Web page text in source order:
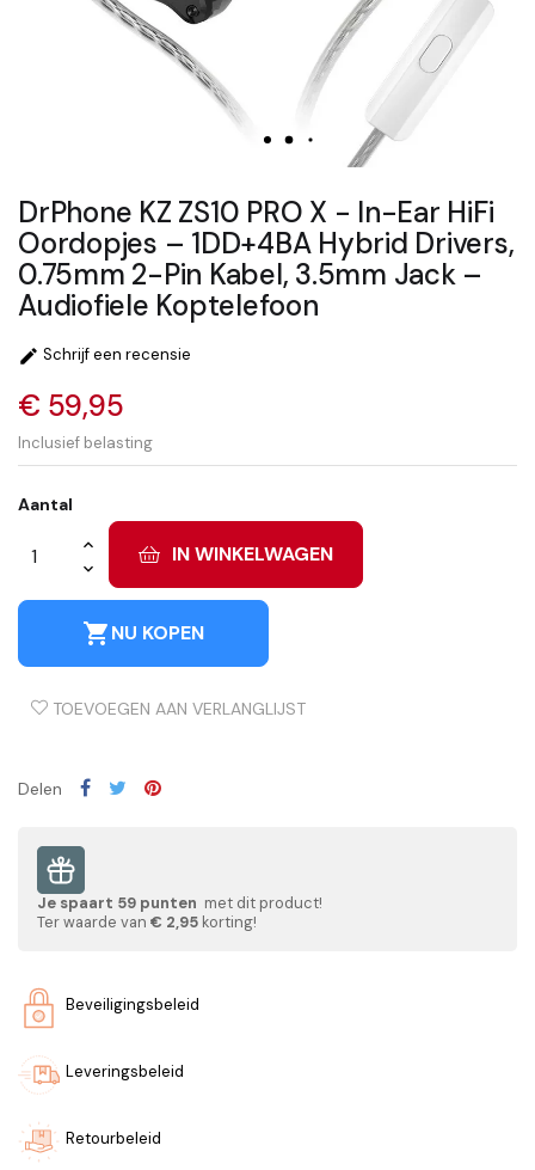
DrPhone KZ ZS10 PRO X - In-Ear HiFi
Oordopjes – 1DD+4BA Hybrid Drivers,
0.75mm 2-Pin Kabel, 3.5mm Jack –
Audiofiele Koptelefoon
 Schrijf een recensie
€ 59,95
Inclusief belasting
Aantal
IN WINKELWAGEN
shopping_cartNU KOPEN
TOEVOEGEN AAN VERLANGLIJST
Delen
Je spaart 59 punten met dit product!
Ter waarde van € 2,95 korting!
Beveiligingsbeleid
Leveringsbeleid
Retourbeleid